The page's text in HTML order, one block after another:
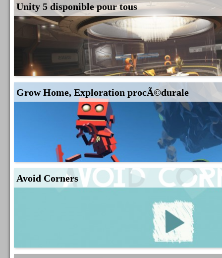
Unity 5 disponible pour tous
Grow Home, Exploration procÃ©durale
Avoid Corners